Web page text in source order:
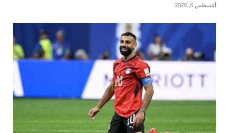
أغسطس 6, 2026